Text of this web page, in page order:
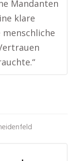
Mandanten
klare